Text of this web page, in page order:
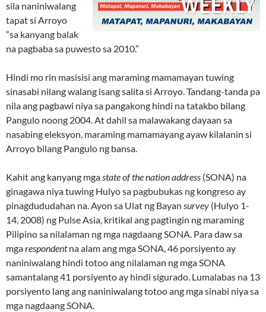
sila naniniwalang
tapat si Arroyo
“sa kanyang balak
na pagbaba sa puwesto sa 2010.”
Hindi mo rin masisisi ang maraming mamamayan tuwing
sinasabi nilang walang isang salita si Arroyo. Tandang-tanda pa
nila ang pagbawi niya sa pangakong hindi na tatakbo bilang
Pangulo noong 2004. At dahil sa malawakang dayaan sa
nasabing eleksyon, maraming mamamayang ayaw kilalanin si
Arroyo bilang Pangulo ng bansa.
Kahit ang kanyang mgastate of the nation address (SONA) na
ginagawa niya tuwing Hulyo sa pagbubukas ng kongreso ay
pinagdududahan na. Ayon sa Ulat ng Bayan survey (Hulyo 1-
14, 2008) ng Pulse Asia, kritikal ang pagtingin ng maraming
Pilipino sa nilalaman ng mga nagdaang SONA. Para daw sa
mgarespondentna alam ang mga SONA, 46 porsiyento ay
naniniwalang hindi totoo ang nilalaman ng mga SONA
samantalang 41 porsiyento ay hindi sigurado. Lumalabas na 13
porsiyento lang ang naniniwalang totoo ang mga sinabi niya sa
mga nagdaang SONA.